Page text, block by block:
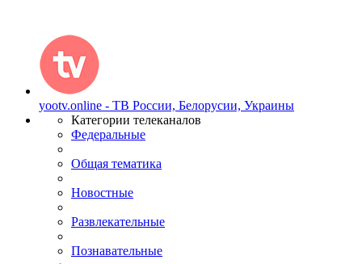
yootv.online - ТВ России, Белорусии, Украины
Категории телеканалов
Федеральные
Общая тематика
Новостные
Развлекательные
Познавательные